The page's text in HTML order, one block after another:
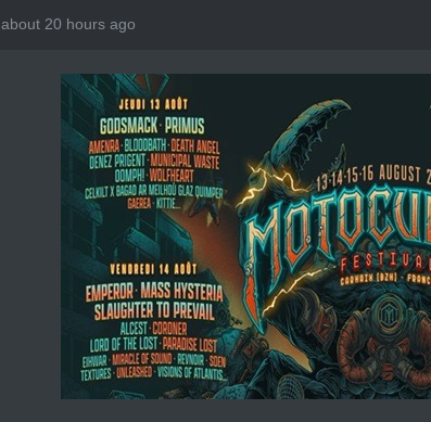
Yngwie Malmsteen : Single Now Or Never KAI HANSEN
about 20 hours ago